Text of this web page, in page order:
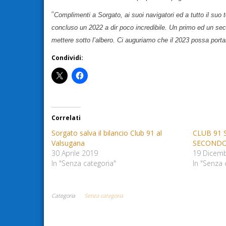
“Complimenti a Sorgato, ai suoi navigatori ed a tutto il suo
concluso un 2022 a dir poco incredibile. Un primo ed un
mettere sotto l’albero. Ci auguriamo che il 2023 possa
Condividi:
Correlati
Sorgato salva il bilancio Club 91 al
Valsugana
30 Aprile 2019
In "Senza categoria"
CLUB 91
19
In "Senza
Categoria Senza categoria